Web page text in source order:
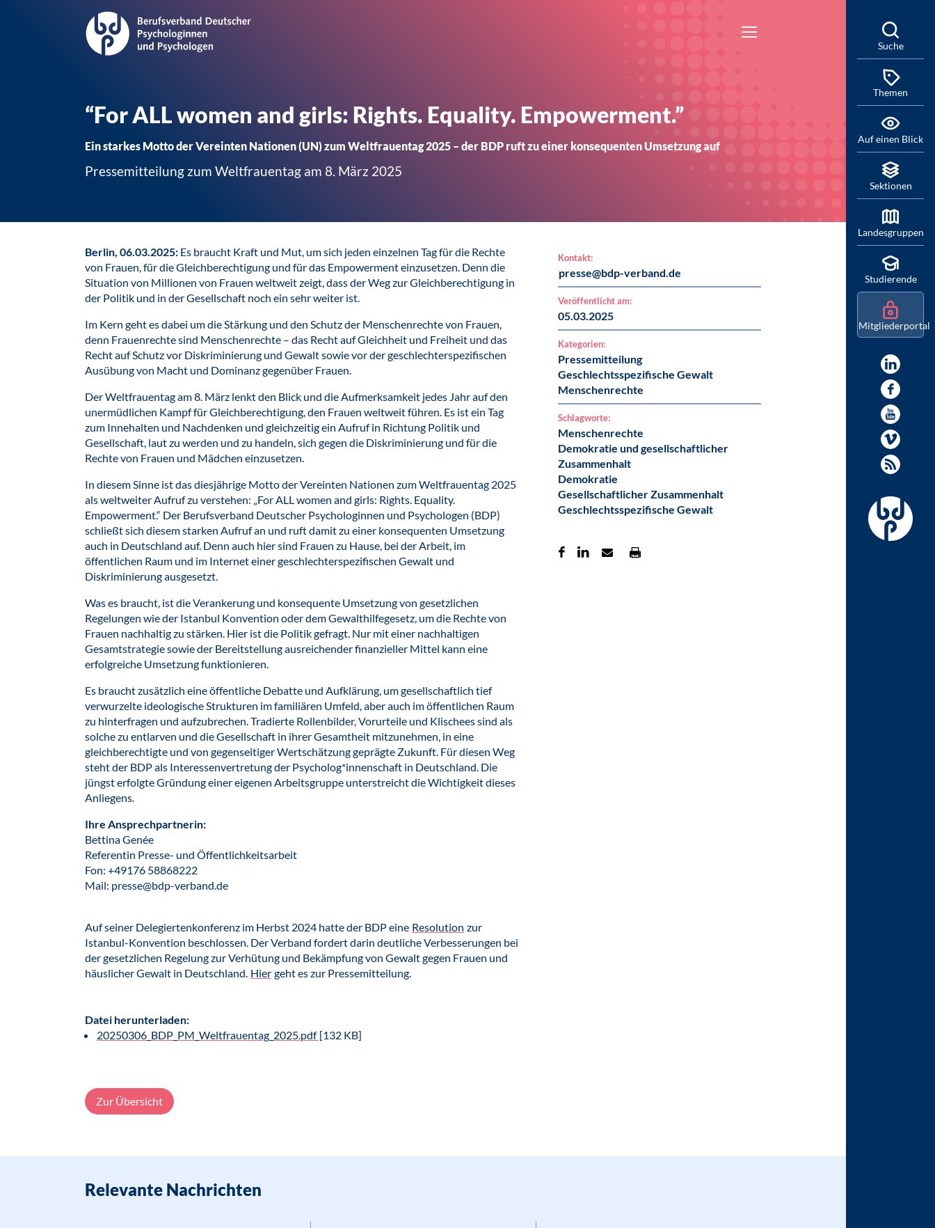
“For ALL women and girls: Rights. Equality. Empowerment.”
Ein starkes Motto der Vereinten Nationen (UN) zum Weltfrauentag 2025 – der BDP ruft zu einer konsequenten Umsetzung auf
Pressemitteilung zum Weltfrauentag am 8. März 2025
Berlin, 06.03.2025: Es braucht Kraft und Mut, um sich jeden einzelnen Tag für die Rechte
von Frauen, für die Gleichberechtigung und für das Empowerment einzusetzen. Denn die
Situation von Millionen von Frauen weltweit zeigt, dass der Weg zur Gleichberechtigung in
der Politik und in der Gesellschaft noch ein sehr weiter ist.
Im Kern geht es dabei um die Stärkung und den Schutz der Menschenrechte von Frauen,
denn Frauenrechte sind Menschenrechte – das Recht auf Gleichheit und Freiheit und das
Recht auf Schutz vor Diskriminierung und Gewalt sowie vor der geschlechterspezifischen
Ausübung von Macht und Dominanz gegenüber Frauen.
Der Weltfrauentag am 8. März lenkt den Blick und die Aufmerksamkeit jedes Jahr auf den
unermüdlichen Kampf für Gleichberechtigung, den Frauen weltweit führen. Es ist ein Tag
zum Innehalten und Nachdenken und gleichzeitig ein Aufruf in Richtung Politik und
Gesellschaft, laut zu werden und zu handeln, sich gegen die Diskriminierung und für die
Rechte von Frauen und Mädchen einzusetzen.
In diesem Sinne ist das diesjährige Motto der Vereinten Nationen zum Weltfrauentag 2025
als weltweiter Aufruf zu verstehen: „For ALL women and girls: Rights. Equality.
Empowerment.“ Der Berufsverband Deutscher Psychologinnen und Psychologen (BDP)
schließt sich diesem starken Aufruf an und ruft damit zu einer konsequenten Umsetzung
auch in Deutschland auf. Denn auch hier sind Frauen zu Hause, bei der Arbeit, im
öffentlichen Raum und im Internet einer geschlechterspezifischen Gewalt und
Diskriminierung ausgesetzt.
Was es braucht, ist die Verankerung und konsequente Umsetzung von gesetzlichen
Regelungen wie der Istanbul Konvention oder dem Gewalthilfegesetz, um die Rechte von
Frauen nachhaltig zu stärken. Hier ist die Politik gefragt. Nur mit einer nachhaltigen
Gesamtstrategie sowie der Bereitstellung ausreichender finanzieller Mittel kann eine
erfolgreiche Umsetzung funktionieren.
Es braucht zusätzlich eine öffentliche Debatte und Aufklärung, um gesellschaftlich tief
verwurzelte ideologische Strukturen im familiären Umfeld, aber auch im öffentlichen Raum
zu hinterfragen und aufzubrechen. Tradierte Rollenbilder, Vorurteile und Klischees sind als
solche zu entlarven und die Gesellschaft in ihrer Gesamtheit mitzunehmen, in eine
gleichberechtigte und von gegenseitiger Wertschätzung geprägte Zukunft. Für diesen Weg
steht der BDP als Interessenvertretung der Psycholog*innenschaft in Deutschland. Die
jüngst erfolgte Gründung einer eigenen Arbeitsgruppe unterstreicht die Wichtigkeit dieses
Anliegens.
Ihre Ansprechpartnerin:
Bettina Genée
Referentin Presse- und Öffentlichkeitsarbeit
Fon: +49176 58868222
Mail: presse@bdp-verband.de
Auf seiner Delegiertenkonferenz im Herbst 2024 hatte der BDP eine Resolution zur
Istanbul-Konvention beschlossen. Der Verband fordert darin deutliche Verbesserungen bei
der gesetzlichen Regelung zur Verhütung und Bekämpfung von Gewalt gegen Frauen und
häuslicher Gewalt in Deutschland. Hier geht es zur Pressemitteilung.
Datei herunterladen:
20250306_BDP_PM_Weltfrauentag_2025.pdf [132 KB]
Kontakt:
presse@bdp-verband.de
Veröffentlicht am:
05.03.2025
Kategorien:
Pressemitteilung
Geschlechtsspezifische Gewalt
Menschenrechte
Schlagworte:
Menschenrechte
Demokratie und gesellschaftlicher
Zusammenhalt
Demokratie
Gesellschaftlicher Zusammenhalt
Geschlechtsspezifische Gewalt
Zur Übersicht
Relevante Nachrichten
Suche
Themen
Auf einen Blick
Sektionen
Landesgruppen
Studierende
Mitgliederportal